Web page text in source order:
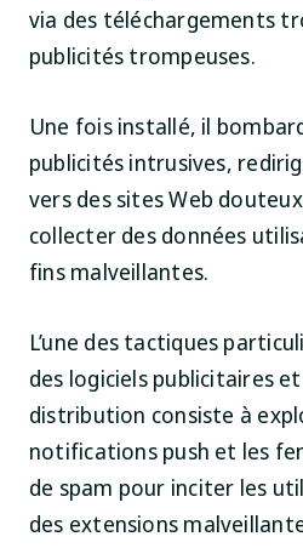
via des téléchargements
publicités trompeuses.
Une fois installé, il
publicités intrusives,
vers des sites Web
collecter des données
fins malveillantes.
L’une des tactiques
des logiciels publicitaires
distribution consiste à
notifications push et les
de spam pour inciter les
des extensions